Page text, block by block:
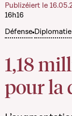
Défense Diplomatie
1,18
pour la
Publizéiert le
16h16